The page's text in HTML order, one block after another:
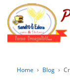
Home › Blog ›